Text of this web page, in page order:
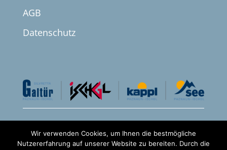
AGB
Datenschutz
 
Wir verwenden Cookies, um Ihnen die bestmögliche
Nutzererfahrung auf unserer Website zu bereiten. Durch die